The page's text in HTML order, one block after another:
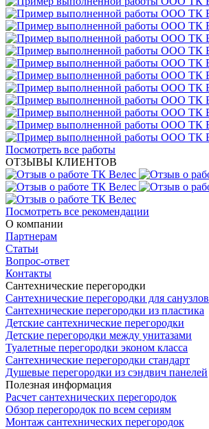
Посмотреть все работы
ОТЗЫВЫ КЛИЕНТОВ
Посмотреть все рекомендации
О компании
Партнерам
Статьи
Вопрос-ответ
Контакты
Сантехнические перегородки
Сантехнические перегородки для санузлов
Сантехнические перегородки из пластика
Детские сантехнические перегородки
Детские перегородки между унитазами
Туалетные перегородки эконом класса
Сантехнические перегородки стандарт
Душевые перегородки из сэндвич панелей
Полезная информация
Расчет сантехнических перегородок
Обзор перегородок по всем сериям
Монтаж сантехнических перегородок